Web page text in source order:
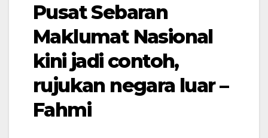
Pusat Sebaran
Maklumat Nasional
kini jadi contoh,
rujukan negara luar –
Fahmi